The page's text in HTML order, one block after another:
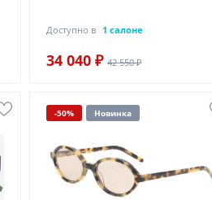
Доступно в 1 салоне
34 040 ₽ 42 550 ₽
-50% Новинка